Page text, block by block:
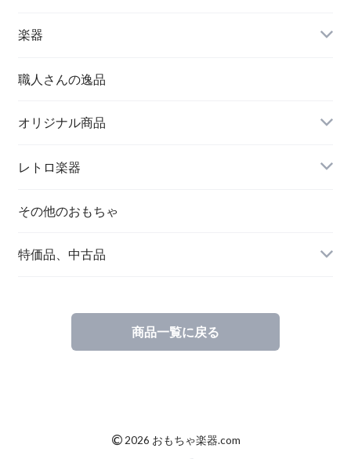
楽器
職人さんの逸品
オリジナル商品
レトロ楽器
その他のおもちゃ
特価品、中古品
商品一覧に戻る
©2026 おもちゃ楽器.com